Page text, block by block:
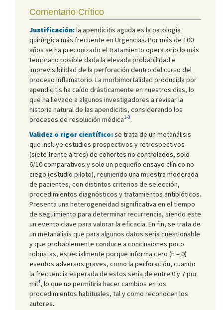
Comentario Crítico
Justificación:la apendicitis aguda es la patología
quirúrgica más frecuente en Urgencias. Por más de 100
años se ha preconizado el tratamiento operatorio lo más
temprano posible dada la elevada probabilidad e
imprevisibilidad de la perforación dentro del curso del
proceso inflamatorio. La morbimortalidad producida por
apendicitis ha caído drásticamente en nuestros días, lo
que ha llevado a algunos investigadores a revisar la
historia natural de las apendicitis, considerando los
procesos de resolución médica1-3.
Validez o rigor científico:se trata de un metanálisis
que incluye estudios prospectivos y retrospectivos
(siete frente a tres) de cohortes no controlados, solo
6/10 comparativos y solo un pequeño ensayo clínico no
ciego (estudio piloto), reuniendo una muestra moderada
de pacientes, con distintos criterios de selección,
procedimientos diagnósticos y tratamientos antibióticos.
Presenta una heterogeneidad significativa en el tiempo
de seguimiento para determinar recurrencia, siendo este
un evento clave para valorar la eficacia. En fin, se trata de
un metanálisis que para algunos datos sería cuestionable
y que probablemente conduce a conclusiones poco
robustas, especialmente porque informa cero (n = 0)
eventos adversos graves, como la perforación, cuando
la frecuencia esperada de estos sería de entre 0 y 7 por
mil4, lo que no permitiría hacer cambios en los
procedimientos habituales, tal y como reconocen los
autores.